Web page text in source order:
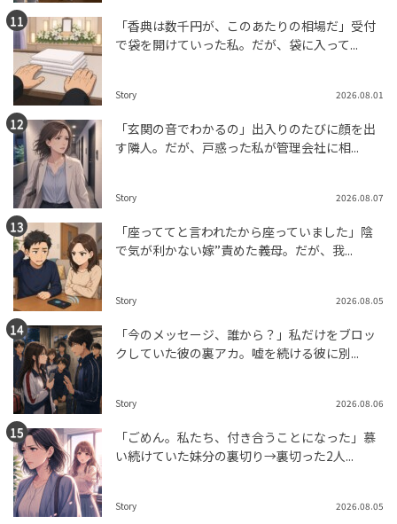
「香典は数千円が、このあたりの相場だ」受付
で袋を開けていった私。だが、袋に入って...
Story 2026.08.01
「玄関の音でわかるの」出入りのたびに顔を出
す隣人。だが、戸惑った私が管理会社に相...
Story 2026.08.07
「座っててと言われたから座っていました」陰
で気が利かない嫁”責めた義母。だが、我...
Story 2026.08.05
「今のメッセージ、誰から？」私だけをブロッ
クしていた彼の裏アカ。嘘を続ける彼に別...
Story 2026.08.06
「ごめん。私たち、付き合うことになった」慕
い続けていた妹分の裏切り→裏切った2人...
Story 2026.08.05